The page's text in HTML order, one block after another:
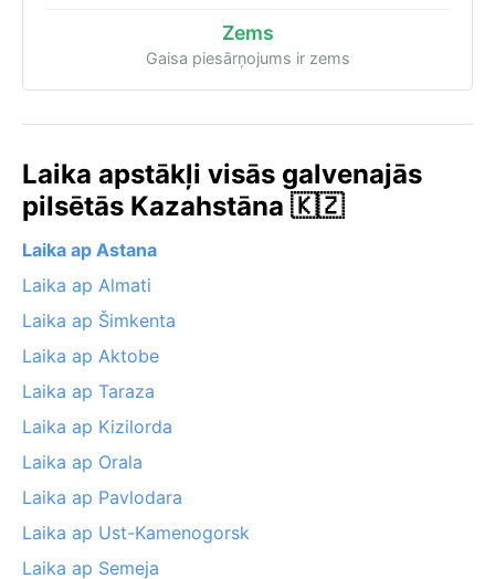
Zems
Gaisa piesārņojums ir zems
Laika apstākļi visās galvenajās
pilsētās Kazahstāna 🇰🇿
Laika ap Astana
Laika ap Almati
Laika ap Šimkenta
Laika ap Aktobe
Laika ap Taraza
Laika ap Kizilorda
Laika ap Orala
Laika ap Pavlodara
Laika ap Ust-Kamenogorsk
Laika ap Semeja